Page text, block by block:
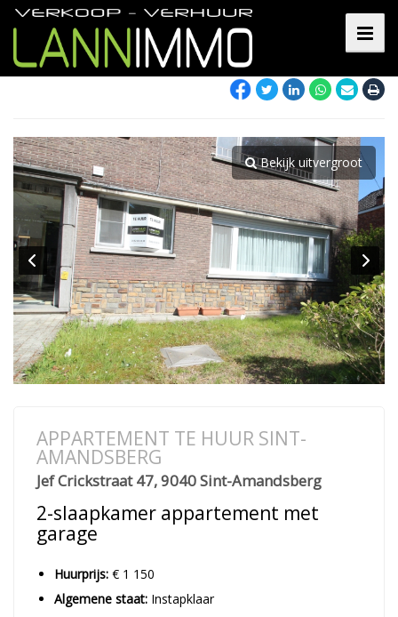
Bekijk uitvergroot
APPARTEMENT TE HUUR SINT-
AMANDSBERG
Jef Crickstraat 47, 9040 Sint-Amandsberg
2-slaapkamer appartement met
garage
Huurprijs: € 1 150
Algemene staat: Instapklaar